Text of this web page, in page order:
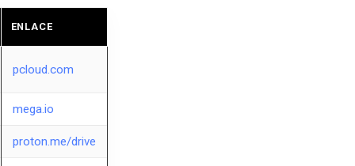
ENLACE
pcloud.com
mega.io
proton.me/drive